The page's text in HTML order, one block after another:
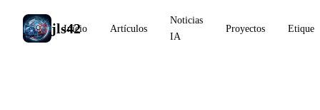
jls42
Inicio Artículos
Noticias
IA
Proyectos